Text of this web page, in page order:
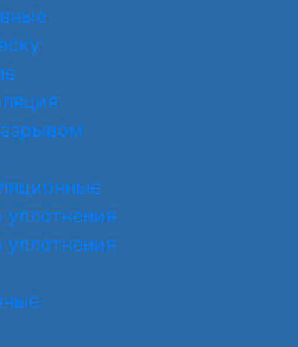
уплотнения
уплотнения